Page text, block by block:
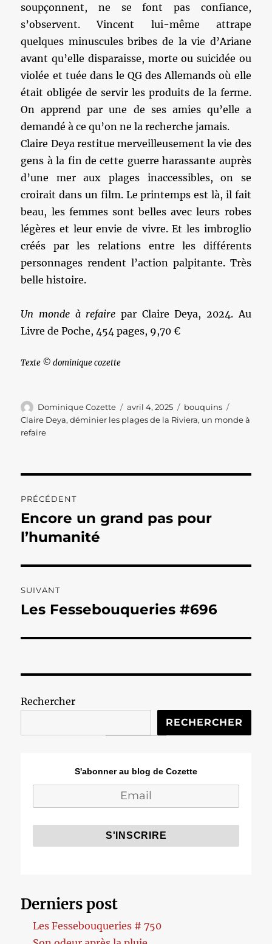
soupçonnent, ne se font pas confiance,
s’observent. Vincent lui-même attrape
quelques minuscules bribes de la vie d’Ariane
avant qu’elle disparaisse, morte ou suicidée ou
violée et tuée dans le QG des Allemands où elle
était obligée de servir les produits de la ferme.
On apprend par une de ses amies qu’elle a
demandé à ce qu’on ne la recherche jamais.
Claire Deya restitue merveilleusement la vie des
gens à la fin de cette guerre harassante auprès
d’une mer aux plages inaccessibles, on se
croirait dans un film. Le printemps est là, il fait
beau, les femmes sont belles avec leurs robes
légères et leur envie de vivre. Et les imbroglio
créés par les relations entre les différents
personnages rendent l’action palpitante. Très
belle histoire.
Un monde à refaire par Claire Deya, 2024. Au
Livre de Poche, 454 pages, 9,70 €
Texte © dominique cozette
Auteur
Dominique Cozette
Publié
le
avril 4, 2025 Catégories
bouquins
Claire Deya,déminier les plages de la Riviera, un monde à
refaire
de
l’article
PRÉCÉDENT
Publication
précédente :
Encore un grand pas pour
l’humanité
SUIVANT
Publication
Les Fessebouqueries #696
Rechercher
RECHERCHER
S'abonner au blog de Cozette
Derniers post
Les Fessebouqueries # 750